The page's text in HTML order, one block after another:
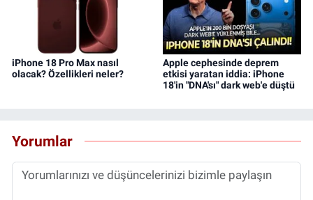
iPhone 18 Pro Max nasıl
olacak? Özellikleri neler?
Apple cephesinde deprem
etkisi yaratan iddia: iPhone
18'in "DNA'sı" dark web'e düştü
Yorumlar